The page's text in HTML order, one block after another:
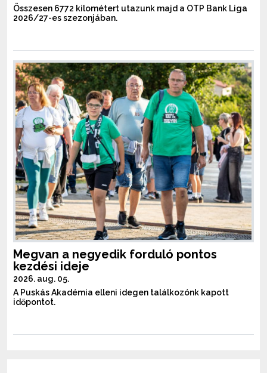
Összesen 6772 kilométert utazunk majd a OTP Bank Liga
2026/27-es szezonjában.
Megvan a negyedik forduló pontos
kezdési ideje
2026. aug. 05.
A Puskás Akadémia elleni idegen találkozónk kapott
időpontot.